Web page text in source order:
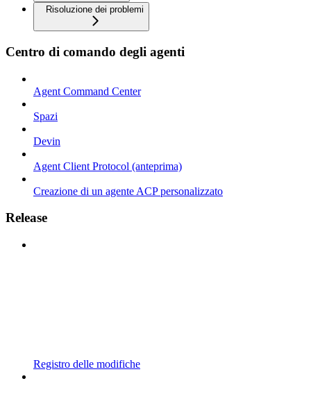
Risoluzione dei problemi
Centro di comando degli agenti
Agent Command Center
Spazi
Devin
Agent Client Protocol (anteprima)
Creazione di un agente ACP personalizzato
Release
Registro delle modifiche